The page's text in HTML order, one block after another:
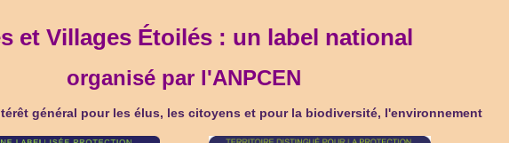
et Villages Étoilés : un label national
organisé par l'ANPCEN
général pour les élus, les citoyens et pour la biodiversité, l'environnement